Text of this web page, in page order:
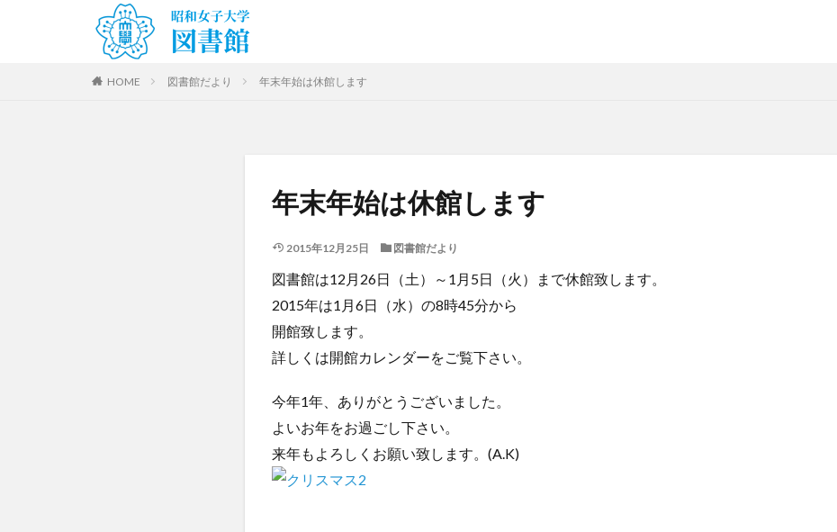
HOME 図書館だより 年末年始は休館します
年末年始は休館します
2015年12月25日 図書館だより
図書館は12月26日（土）～1月5日（火）まで休館致します。
2015年は1月6日（水）の8時45分から
開館致します。
詳しくは開館カレンダーをご覧下さい。
今年1年、ありがとうございました。
よいお年をお過ごし下さい。
来年もよろしくお願い致します。(A.K)